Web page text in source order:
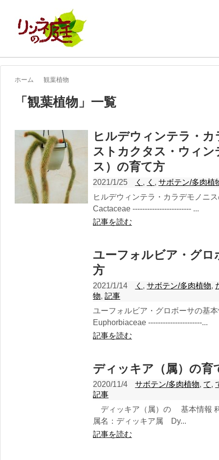
ホーム 観葉植物
「 観葉植物 」 一覧
ヒルデウィンテラ・
ストカクタス・ウィ
ス）の育て方
2021/1/25 く , く ,サボテン/多肉植
ヒルデウィンテラ・カラデモノニ
Cactaceae ------------------------ ...
記事を読む
ユーフォルビア・グロ
方
2021/1/14 く ,サボテン/多肉植物,
物, 記事
ユーフォルビア・グロボーサの基
Euphorbiaceae ----------------------...
記事を読む
ディッキア（属）の育
2020/11/4 サボテン/多肉植物,て,
記事
ディッキア（属）の 基本情報 科
属名：ディッキア属 Dy...
記事を読む